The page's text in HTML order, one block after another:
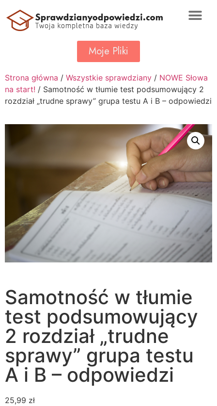
Moje Pliki
Strona główna / Wszystkie sprawdziany / NOWE Słowa
na start! / Samotność w tłumie test podsumowujący 2
rozdział „trudne sprawy” grupa testu A i B – odpowiedzi
Samotność w tłumie
test podsumowujący
2 rozdział „trudne
sprawy” grupa testu
A i B – odpowiedzi
25,99 zł